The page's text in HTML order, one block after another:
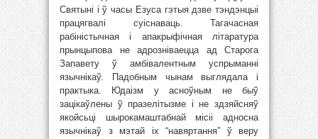
Святыні і ў часы Езуса гэтыя дзве тэндэнцыі
працягвалі суіснаваць. Тагачасная
рабіністычная і апакрыфічная літаратура
прынцыпова не адрозніваецца ад Старога
Запавету ў амбівалентным успрыманні
язычнікаў. Падобным чынам выглядала і
практыка. Юдаізм у асноўным не быў
зацікаўлены ў празелітызме і не здзяйсняў
якойсьці шырокамаштабнай місіі адносна
язычнікаў з мэтай іх “навяртання” ў веру